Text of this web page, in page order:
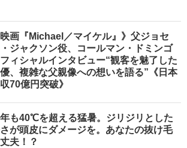
映画『Michael／マイケル』》父ジョセ
ジャクソン役、コールマン・ドミンゴ
ィシャルインタビュー“観客を魅了した
、複雑な父親像への想いを語る”《日本
70億円突破》
も40℃を超える猛暑。ジリジリとした
が頭皮にダメージを。あなたの抜け毛
夫！？